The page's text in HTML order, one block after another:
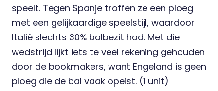
speelt. Tegen Spanje troffen ze een ploeg
met een gelijkaardige speelstijl, waardoor
Italië slechts 30% balbezit had. Met die
wedstrijd lijkt iets te veel rekening gehouden
door de bookmakers, want Engeland is geen
ploeg die de bal vaak opeist. (1 unit)